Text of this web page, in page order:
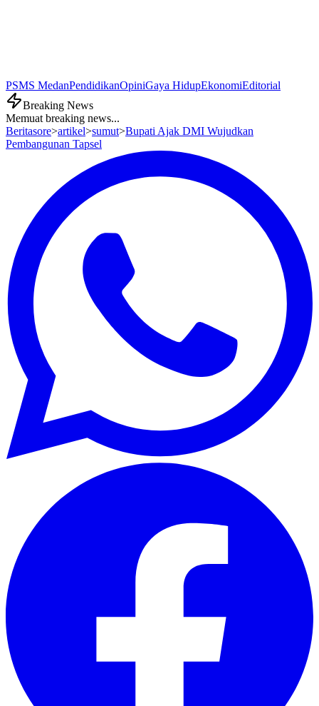
PSMS MedanPendidikanOpiniGaya HidupEkonomiEditorial
Breaking News
Memuat breaking news...
Beritasore>artikel>sumut>Bupati Ajak DMI Wujudkan
Pembangunan Tapsel